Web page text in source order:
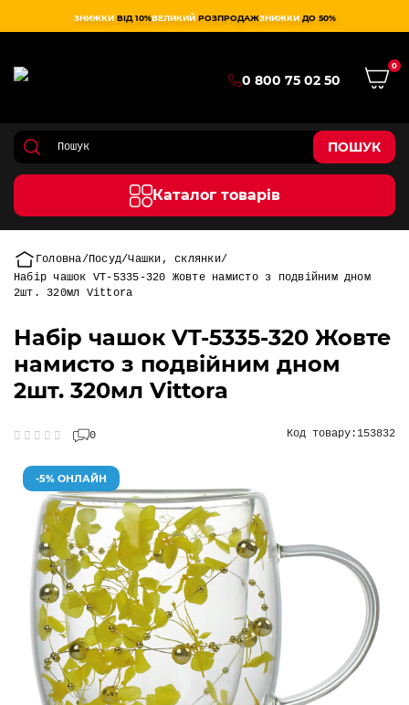
ЗНИЖКИ ВІД 10%ВЕЛИКИЙ РОЗПРОДАЖЗНИЖКИ ДО 50%
0 800 75 02 50
0
ПОШУК
Каталог товарів
Головна Посуд Чашки, склянки
Набір чашок VT-5335-320 Жовте намисто з подвійним дном
2шт. 320мл Vittora
Набір чашок VT-5335-320 Жовте
намисто з подвійним дном
2шт. 320мл Vittora
0 Код товару:153832
-5% ОНЛАЙН